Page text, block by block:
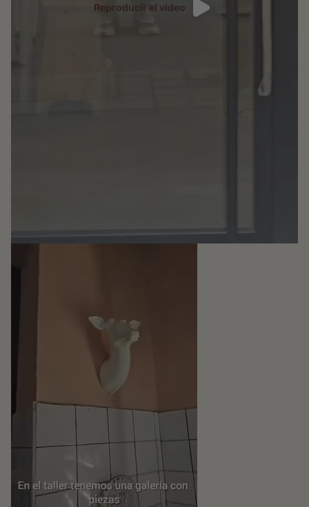
Reproducir el video